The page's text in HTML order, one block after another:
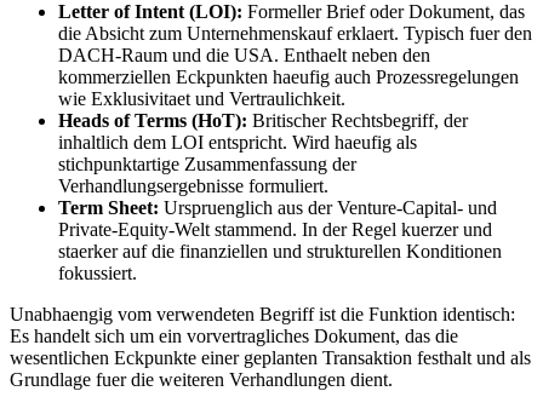
Letter of Intent (LOI): Formeller Brief oder Dokument, das
die Absicht zum Unternehmenskauf erklaert. Typisch fuer den
DACH-Raum und die USA. Enthaelt neben den
kommerziellen Eckpunkten haeufig auch Prozessregelungen
wie Exklusivitaet und Vertraulichkeit.
Heads of Terms (HoT): Britischer Rechtsbegriff, der
inhaltlich dem LOI entspricht. Wird haeufig als
stichpunktartige Zusammenfassung der
Verhandlungsergebnisse formuliert.
Term Sheet: Urspruenglich aus der Venture-Capital- und
Private-Equity-Welt stammend. In der Regel kuerzer und
staerker auf die finanziellen und strukturellen Konditionen
fokussiert.
Unabhaengig vom verwendeten Begriff ist die Funktion identisch:
Es handelt sich um ein vorvertragliches Dokument, das die
wesentlichen Eckpunkte einer geplanten Transaktion festhalt und als
Grundlage fuer die weiteren Verhandlungen dient.